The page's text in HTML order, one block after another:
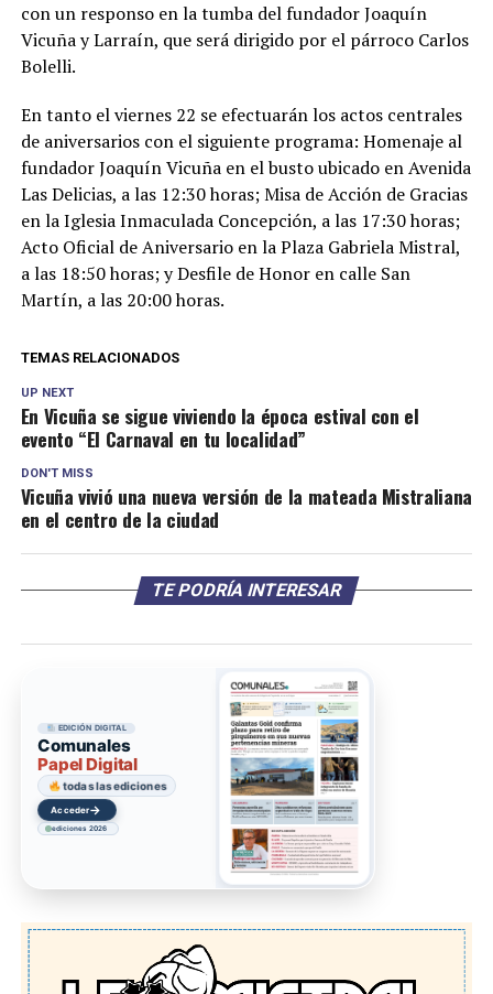
con un responso en la tumba del fundador Joaquín
Vicuña y Larraín, que será dirigido por el párroco Carlos
Bolelli.
En tanto el viernes 22 se efectuarán los actos centrales
de aniversarios con el siguiente programa: Homenaje al
fundador Joaquín Vicuña en el busto ubicado en Avenida
Las Delicias, a las 12:30 horas; Misa de Acción de Gracias
en la Iglesia Inmaculada Concepción, a las 17:30 horas;
Acto Oficial de Aniversario en la Plaza Gabriela Mistral,
a las 18:50 horas; y Desfile de Honor en calle San
Martín, a las 20:00 horas.
TEMAS RELACIONADOS
UP NEXT
En Vicuña se sigue viviendo la época estival con el
evento “El Carnaval en tu localidad”
DON'T MISS
Vicuña vivió una nueva versión de la mateada Mistraliana
en el centro de la ciudad
TE PODRÍA INTERESAR
EDICIÓN DIGITAL
Comunales
Papel Digital
todas las ediciones
Acceder→
ediciones 2026